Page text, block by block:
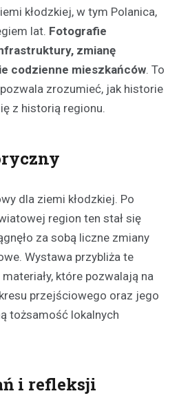
kłodzkiej, w tym Polanica,
lat. Fotografie
zmianę
codzienne mieszkańców. To
zrozumieć, jak historie
z historią regionu.
dla ziemi kłodzkiej. Po
region ten stał się
za sobą liczne zmiany
Wystawa przybliża te
które pozwalają na
przejściowego oraz jego
tożsamość lokalnych
i refleksji